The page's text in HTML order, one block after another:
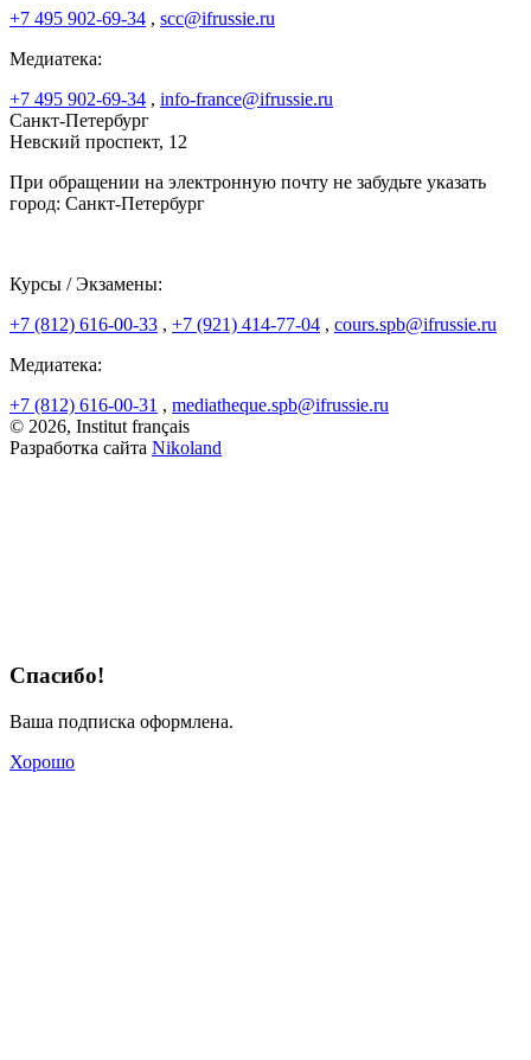
+7 495 902-69-34 , scc@ifrussie.ru
Медиатека:
+7 495 902-69-34 , info-france@ifrussie.ru
Санкт-Петербург
Невский проспект, 12
При обращении на электронную почту не забудьте указать
город: Санкт-Петербург
Курсы / Экзамены:
+7 (812) 616-00-33 , +7 (921) 414-77-04 , cours.spb@ifrussie.ru
Медиатека:
+7 (812) 616-00-31 , mediatheque.spb@ifrussie.ru
© 2026, Institut français
Разработка сайта Nikoland
Спасибо!
Ваша подписка оформлена.
Хорошо